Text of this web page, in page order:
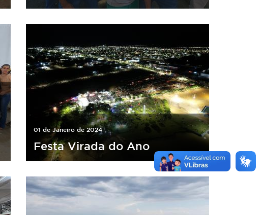
01 de Janeiro de 2024
Festa Virada do Ano